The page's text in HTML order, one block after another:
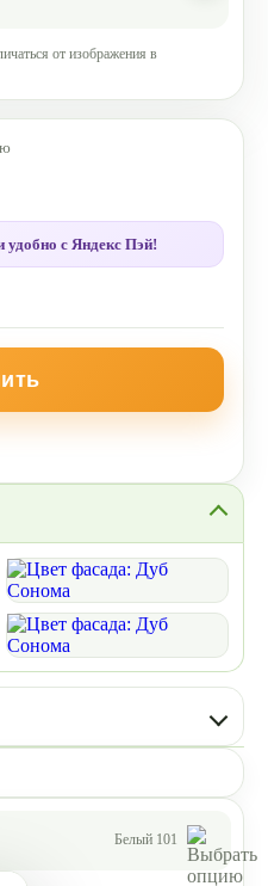
от изображения в
удобно с Яндекс Пэй!
Белый 101